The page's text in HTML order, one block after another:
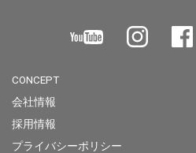
CONCEPT
会社情報
採用情報
プライバシーポリシー